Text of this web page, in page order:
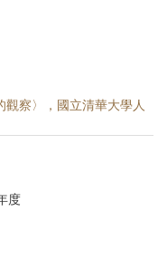
觀察〉，國立清華大學人
度